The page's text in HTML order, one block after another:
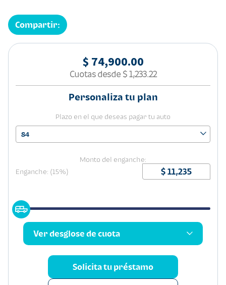
Compartir:
$ 74,900.00
Cuotas desde $ 1,233.22
Personaliza tu plan
Plazo en el que deseas pagar tu auto
84
Monto del enganche:
Enganche: (15%)
Ver desglose de cuota
Solicita tu préstamo